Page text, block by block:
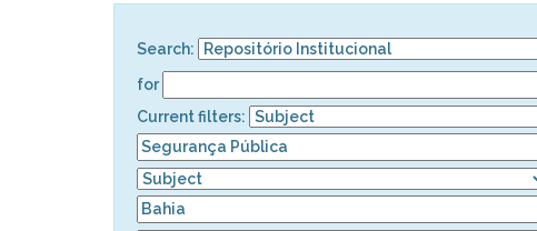
Search:
for
Current filters: